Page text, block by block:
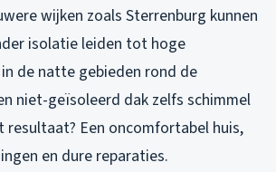
wijken zoals Sterrenburg kunnen
isolatie leiden tot hoge
de natte gebieden rond de
niet-geïsoleerd dak zelfs schimmel
resultaat? Een oncomfortabel huis,
en dure reparaties.